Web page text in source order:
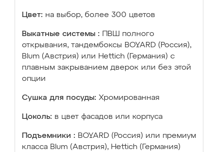
Цвет: на выбор, более 300 цветов
Выкатные системы :
ПВШ полного
открывания, тандембоксы BOYARD (Россия),
Blum (Австрия) или Hettich (Германия) с
плавным закрыванием дверок или без этой
опции
Сушка для посуды: Хромированная
Цоколь: в цвет фасадов или корпуса
Подъемники : BOYARD (Россия) или премиум
класса Blum (Австрия), Hettich (Германия)